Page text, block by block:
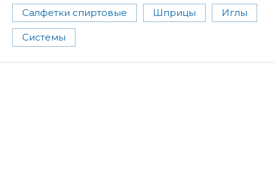
Салфетки спиртовые Шприцы Иглы
Системы